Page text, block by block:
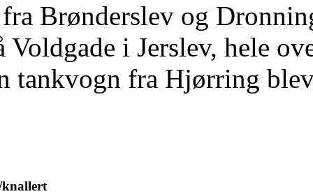
fra Brønderslev og
Voldgade i Jerslev, hele
tankvogn fra Hjørring
knallert